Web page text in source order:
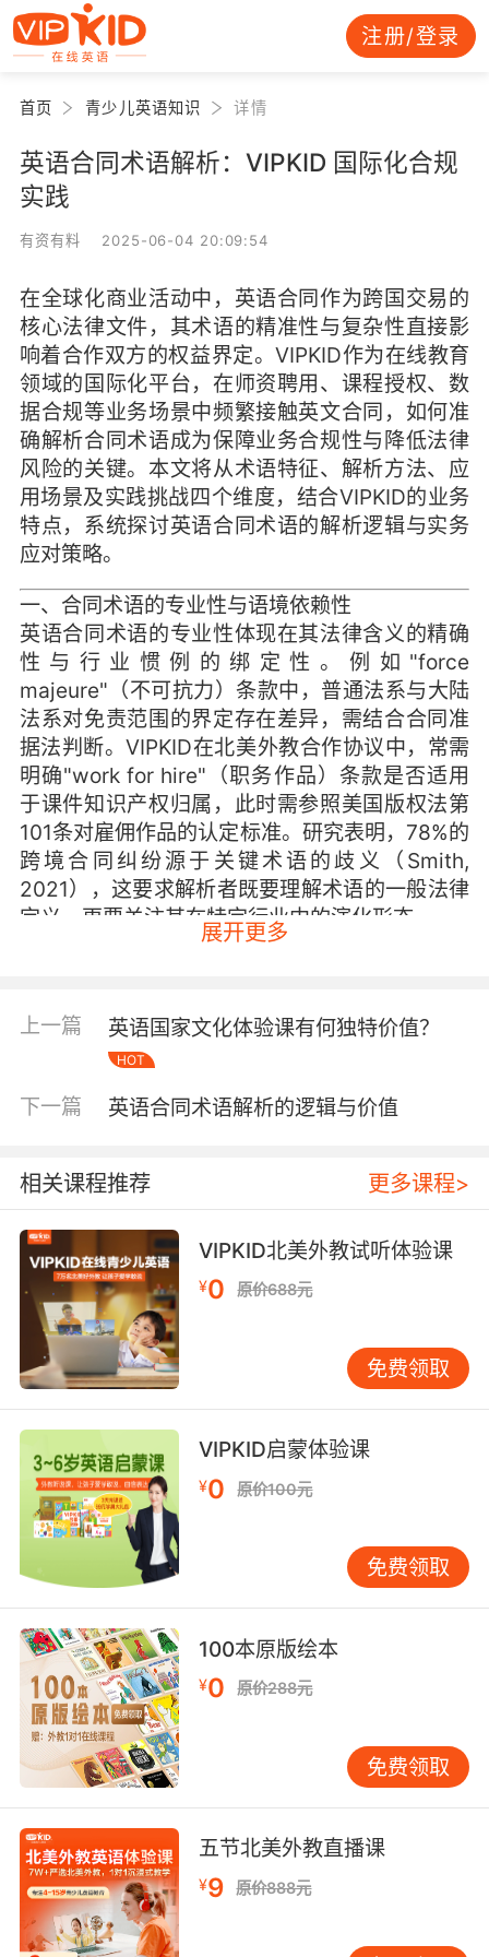
注册/登录
首页 青少儿英语知识 详情
英语合同术语解析：VIPKID 国际化合规
实践
有资有料 2025-06-04 20:09:54
在全球化商业活动中，英语合同作为跨国交易的
核心法律文件，其术语的精准性与复杂性直接影
响着合作双方的权益界定。VIPKID作为在线教育
领域的国际化平台，在师资聘用、课程授权、数
据合规等业务场景中频繁接触英文合同，如何准
确解析合同术语成为保障业务合规性与降低法律
风险的关键。本文将从术语特征、解析方法、应
用场景及实践挑战四个维度，结合VIPKID的业务
特点，系统探讨英语合同术语的解析逻辑与实务
应对策略。
一、合同术语的专业性与语境依赖性
英语合同术语的专业性体现在其法律含义的精确
性与行业惯例的绑定性。例如"force
majeure"（不可抗力）条款中，普通法系与大陆
法系对免责范围的界定存在差异，需结合合同准
据法判断。VIPKID在北美外教合作协议中，常需
明确"work for hire"（职务作品）条款是否适用
于课件知识产权归属，此时需参照美国版权法第
101条对雇佣作品的认定标准。研究表明，78%的
跨境合同纠纷源于关键术语的歧义（Smith,
2021），这要求解析者既要理解术语的一般法律
定义，更要关注其在特定行业中的演化形态。
VIPKID的课程分销协议里，可能衍生出"阶梯费
率""保底+分成"等复合计费模式。剑桥大学语言
有动态扩展特征，同一词汇在不同条款组合中可
如"termination"（终止）条款
与"cancellation"（解除）条款在英美法中的救济
上下文综合判断。
二、多维度解析方法的构建与应用
术语解析需建立"文本-语境-体系"三位一体的分
析框架。文本层面，VIPKID法务团队在处理教师
聘用合同时，会将"indemnity clause"（赔偿条
款）与"hold harmless agreement"（免责协
议）进行语义对比，通过威斯康星州法院判例确
认两者在责任触发条件上的区别。语境层面，需
识别"material breach"（重大违约）等弹性术语
背后的商业意图，如某次外教课程质量争议中，
双方对"material"的判断标准分歧导致调解周期
延长15天。
体系化解析要求将单个术语置于合同整体架构中
审视。例如在数据隐私条款中，"data
controller"（数据控制者）与"data
processor"（数据处理者）的欧盟GDPR定义，
需与合同其他章节的责任划分条款交叉验证。
MIT媒体实验室2022年发布的《跨境数据合同指
南》建议，应通过术语定义章、解释性附录、案
例说明附件等多维度消除歧义。VIPKID在欧盟用
户服务协议中，特别增设"Terminology
Interpretation"专章，对56个高频术语进行标准
化定义。
展开更多
上一篇 英语国家文化体验课有何独特价值？
HOT
下一篇 英语合同术语解析的逻辑与价值
相关课程推荐 更多课程>
VIPKID北美外教试听体验课
¥0 原价688元
免费领取
VIPKID启蒙体验课
¥0 原价100元
免费领取
100本原版绘本
¥0 原价288元
免费领取
五节北美外教直播课
¥9 原价888元